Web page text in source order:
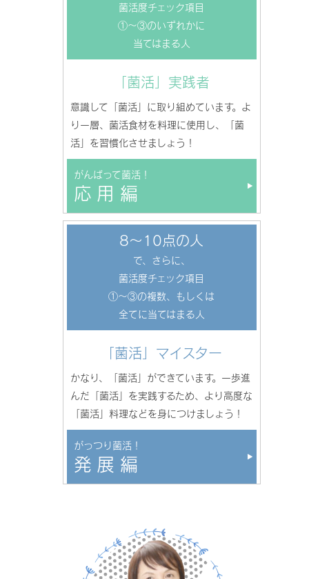
菌活度チェック項目
①～③のいずれかに
当てはまる人
「菌活」実践者
意識して「菌活」に取り組めています。よ
り一層、菌活食材を料理に使用し、「菌
活」を習慣化させましょう！
がんばって菌活！
応用編
8～10点の人
で、さらに、
菌活度チェック項目
①～③の複数、もしくは
全てに当てはまる人
「菌活」マイスター
かなり、「菌活」ができています。一歩進
んだ「菌活」を実践するため、より高度な
「菌活」料理などを身につけましょう！
がっつり菌活！
発展編